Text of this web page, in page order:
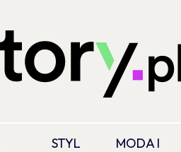
STYL
MODA I